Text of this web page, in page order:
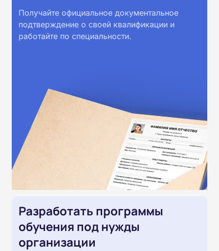
Получайте официальное документальное
подтверждение о своей квалификации и
работайте по специальности.
Разработать программы
обучения под нужды
организации